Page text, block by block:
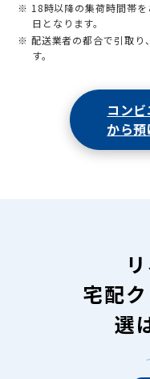
※ 18時以降の集荷時間帯を
日となります。
※ 配送業者の都合で引取り
す。
コン
から
宅配
選